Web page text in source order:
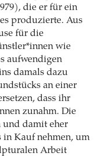
die er für ein
produzierte. Aus
für die
wie
aufwendigen
damals dazu
an einer
dass ihr
zunahm. Die
und damit eher
in Kauf nehmen, um
Arbeit